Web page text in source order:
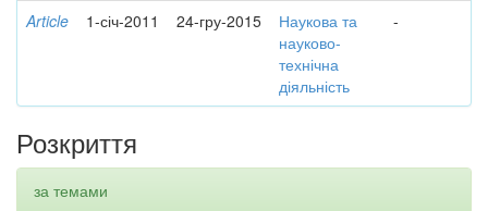
Article 1-січ-2011 24-гру-2015
Наукова та
науково-
технічна
діяльність
-
Розкриття
за темами